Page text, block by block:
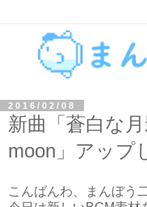
2016/02/08
新曲「蒼白な
moon」アップ
こんばんわ、まんぼう